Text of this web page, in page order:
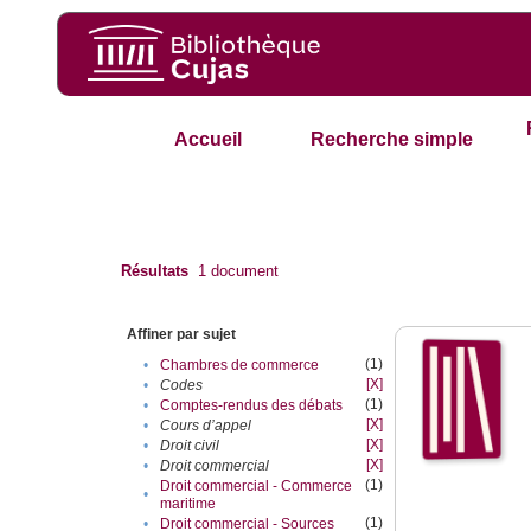
Accueil Recherche simple
Résultats 1 document
Affiner par sujet
•
Chambres de commerce
(1)
•
Codes
[X]
•
Comptes-rendus des débats
(1)
•
Cours d’appel
[X]
•
Droit civil
[X]
•
Droit commercial
[X]
•
Droit commercial - Commerce
maritime
(1)
• Droit commercial - Sources (1)